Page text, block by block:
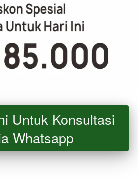
Untuk Konsultasi
Whatsapp